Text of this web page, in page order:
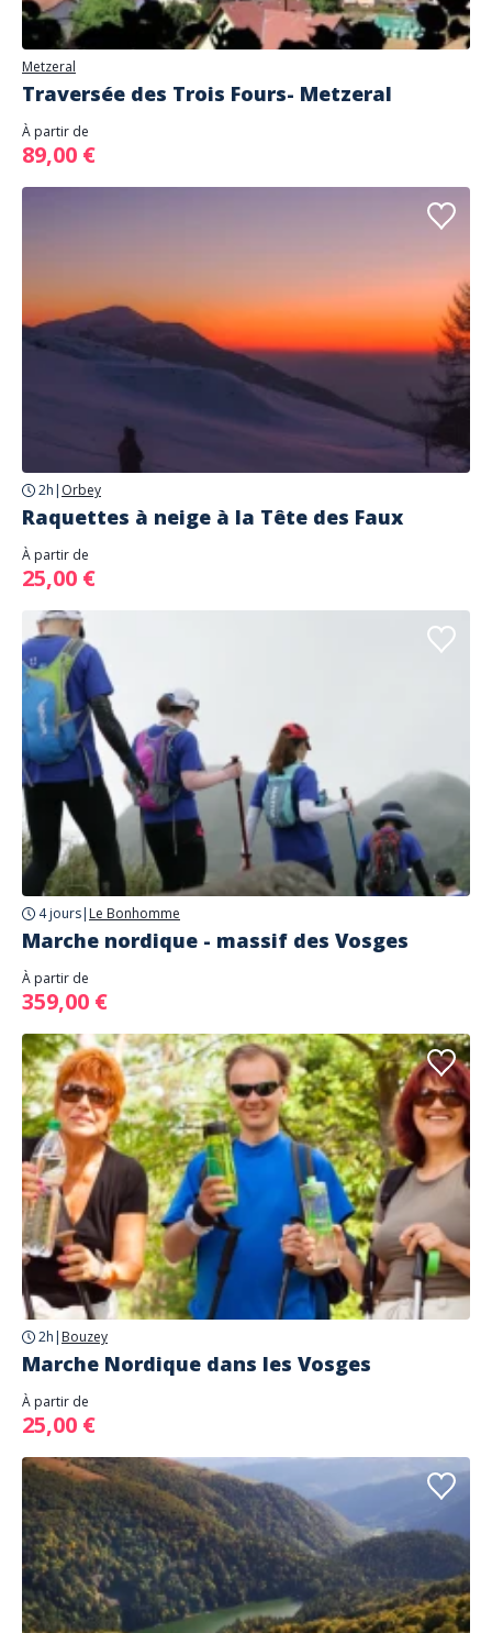
Metzeral
Traversée des Trois Fours- Metzeral
À partir de
89,00 €
2h | Orbey
Raquettes à neige à la Tête des Faux
À partir de
25,00 €
4 jours| Le Bonhomme
Marche nordique - massif des Vosges
À partir de
359,00 €
2h | Bouzey
Marche Nordique dans les Vosges
À partir de
25,00 €